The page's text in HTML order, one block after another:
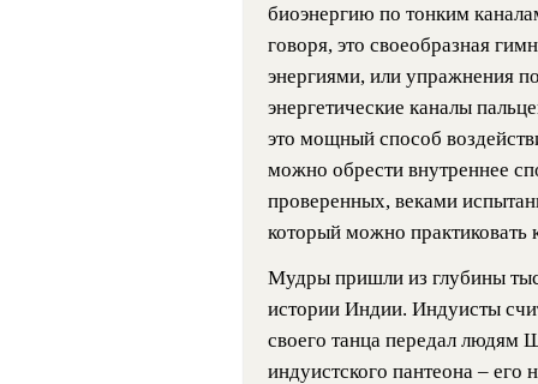
биоэнергию по тонким
говоря, это своеобразная
энергиями, или упражнения
энергетические каналы
это мощный способ
можно обрести внутреннее
проверенных, веками
который можно практиковать
Мудры пришли из глубины
истории Индии. Индуисты
своего танца передал людям
индуистского пантеона –